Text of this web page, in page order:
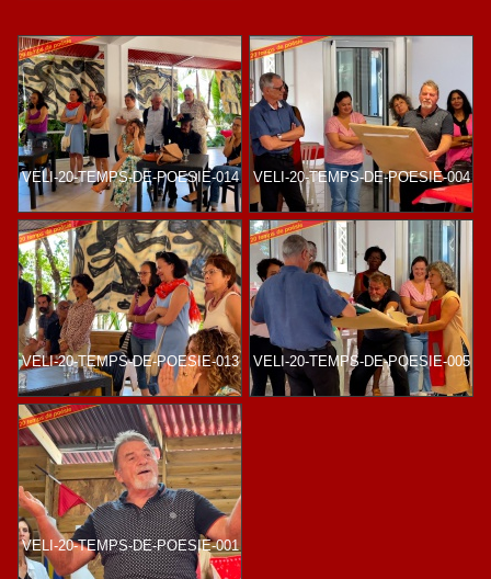
VELI-20-TEMPS-DE-POESIE-014 VELI-20-TEMPS-DE-POESIE-004
VELI-20-TEMPS-DE-POESIE-013 VELI-20-TEMPS-DE-POESIE-005
VELI-20-TEMPS-DE-POESIE-001